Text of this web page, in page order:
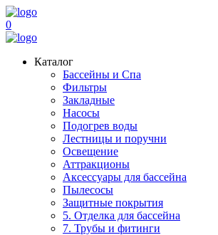
0
Каталог
Бассейны и Спа
Фильтры
Закладные
Насосы
Подогрев воды
Лестницы и поручни
Освещение
Аттракционы
Аксессуары для бассейна
Пылесосы
Защитные покрытия
5. Отделка для бассейна
7. Трубы и фитинги